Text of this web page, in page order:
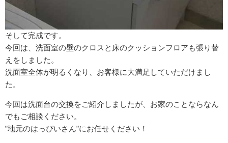
そして完成です。
今回は、洗面室の壁のクロスと床のクッションフロアも張り替
えをしました。
洗面室全体が明るくなり、お客様に大満足していただけまし
た。
今回は洗面台の交換をご紹介しましたが、お家のことならなん
でもご相談ください。
”地元のはっぴいさん”にお任せください！